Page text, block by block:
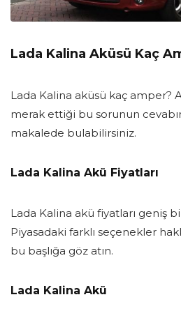
Lada Kalina Aküsü Kaç
Lada Kalina aküsü kaç amper?
merak ettiği bu sorunun
makalede bulabilirsiniz.
Lada Kalina Akü Fiyatları
Lada Kalina akü fiyatları geniş
Piyasadaki farklı seçenekler
bu başlığa göz atın.
Lada Kalina Akü